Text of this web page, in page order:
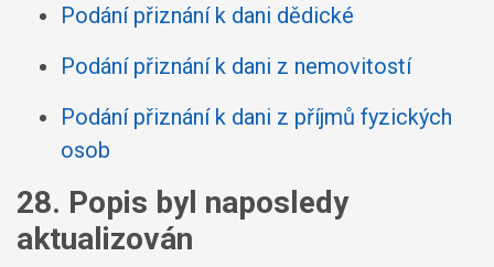
Podání přiznání k dani dědické
Podání přiznání k dani z nemovitostí
Podání přiznání k dani z příjmů fyzických
osob
28. Popis byl naposledy
aktualizován